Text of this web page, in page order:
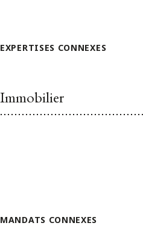
EXPERTISES CONNEXES
Immobilier
MANDATS CONNEXES